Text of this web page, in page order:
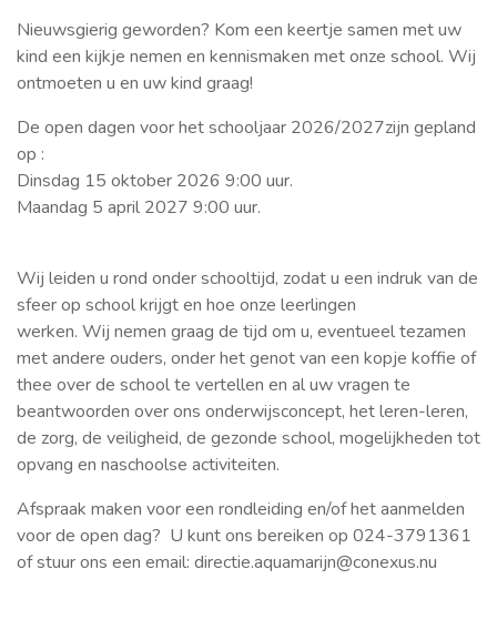
Nieuwsgierig geworden? Kom een keertje samen met uw
kind een kijkje nemen en kennismaken met onze school. Wij
ontmoeten u en uw kind graag!
De open dagen voor het schooljaar 2026/2027zijn gepland
op :
Dinsdag 15 oktober 2026 9:00 uur.
Maandag 5 april 2027 9:00 uur.
Wij leiden u rond onder schooltijd, zodat u een indruk van de
sfeer op school krijgt en hoe onze leerlingen
werken. Wij nemen graag de tijd om u, eventueel tezamen
met andere ouders, onder het genot van een kopje koffie of
thee over de school te vertellen en al uw vragen te
beantwoorden over ons onderwijsconcept, het leren-leren,
de zorg, de veiligheid, de gezonde school, mogelijkheden tot
opvang en naschoolse activiteiten.
Afspraak maken voor een rondleiding en/of het aanmelden
voor de open dag? U kunt ons bereiken op 024-3791361
of stuur ons een email: directie.aquamarijn@conexus.nu